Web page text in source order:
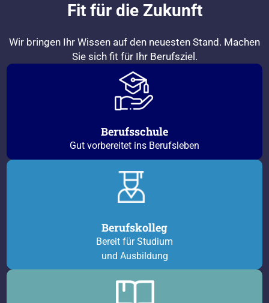
Fit für die Zukunft
Wir bringen Ihr Wissen auf den neuesten Stand. Machen
Sie sich fit für Ihr Berufsziel.
Berufsschule
Gut vorbereitet ins Berufsleben
Berufskolleg
Bereit für Studium
und Ausbildung